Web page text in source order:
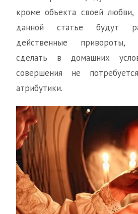
кроме объекта своей
данной статье будут
действенные
сделать в домашних
совершения не
атрибутики.